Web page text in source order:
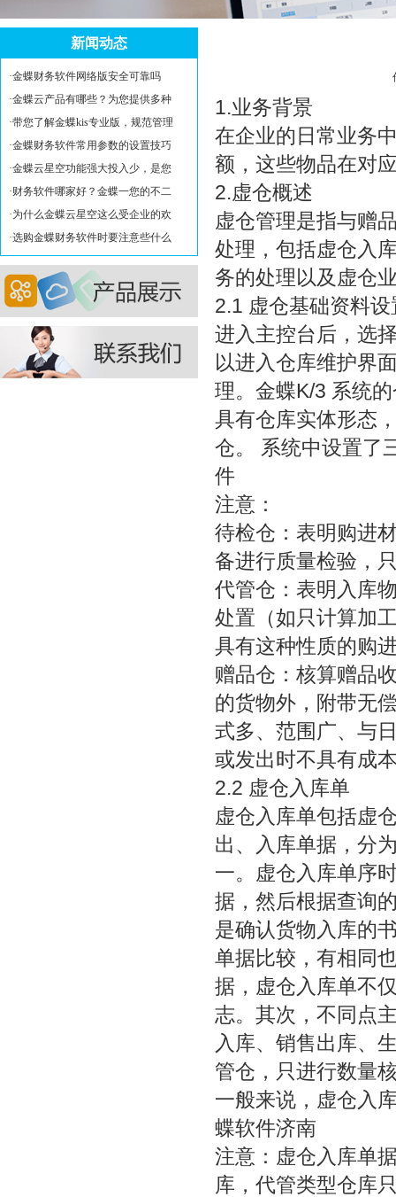
新闻动态
·金蝶财务软件网络版安全可靠吗
·金蝶云产品有哪些？为您提供多种
·带您了解金蝶kis专业版，规范管理
·金蝶财务软件常用参数的设置技巧
·金蝶云星空功能强大投入少，是您
·财务软件哪家好？金蝶一您的不二
·为什么金蝶云星空这么受企业的欢
·选购金蝶财务软件时要注意些什么
1.业务背景
在企业的日常业务
额，这些物品在对
2.虚仓概述
虚仓管理是指与赠
处理，包括虚仓入
务的处理以及虚仓
2.1 虚仓基础资料设
进入主控台后，选
以进入仓库维护界
理。金蝶K/3 系统
具有仓库实体形态
仓。 系统中设置了
件
注意：
待检仓：表明购进
备进行质量检验，
代管仓：表明入库
处置（如只计算加
具有这种性质的购
赠品仓：核算赠品
的货物外，附带无
式多、范围广、与
或发出时不具有成
2.2 虚仓入库单
虚仓入库单包括虚
出、入库单据，分
一。虚仓入库单序
据，然后根据查询
是确认货物入库的
单据比较，有相同
据，虚仓入库单不
志。其次，不同点
入库、销售出库、
管仓，只进行数量
一般来说，虚仓入
蝶软件济南
注意：虚仓入库单
库，代管类型仓库